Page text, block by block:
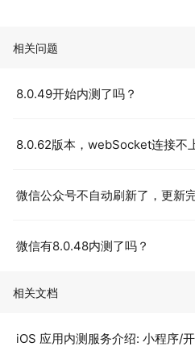
相关问题
8.0.49开始内测了吗？
8.0.62版本，webSocket连接不
微信公众号不自动刷新了，更新
微信有8.0.48内测了吗？
相关文档
iOS 应用内测服务介绍: 小程序/开发/拓展能力/操作